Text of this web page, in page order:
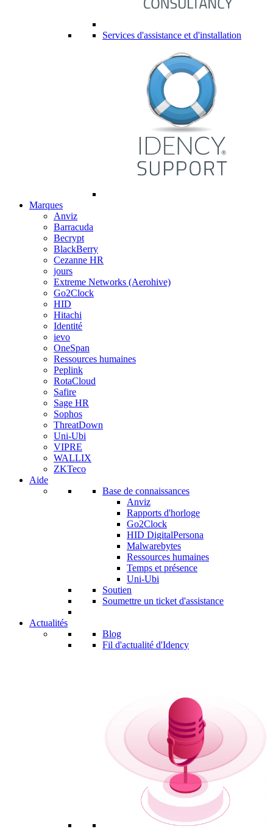
Services d'assistance et d'installation
Marques
Anviz
Barracuda
Becrypt
BlackBerry
Cezanne HR
jours
Extreme Networks (Aerohive)
Go2Clock
HID
Hitachi
Identité
ievo
OneSpan
Ressources humaines
Peplink
RotaCloud
Safire
Sage HR
Sophos
ThreatDown
Uni-Ubi
VIPRE
WALLIX
ZKTeco
Aide
Base de connaissances
Anviz
Rapports d'horloge
Go2Clock
HID DigitalPersona
Malwarebytes
Ressources humaines
Temps et présence
Uni-Ubi
Soutien
Soumettre un ticket d'assistance
Actualités
Blog
Fil d'actualité d'Idency